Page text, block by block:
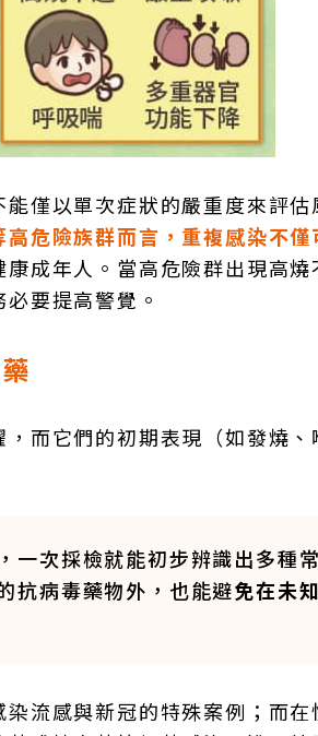
僅以單次症狀的嚴重度來評估
危險族群而言，重複感染不僅
成年人。當高危險群出現高
要提高警覺。
而它們的初期表現（如發燒
一次採檢就能初步辨識出多種
抗病毒藥物外，也能避免在未
流感與新冠的特殊案例；而在